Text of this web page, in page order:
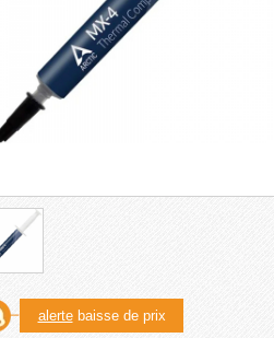
alertebaisse de prix